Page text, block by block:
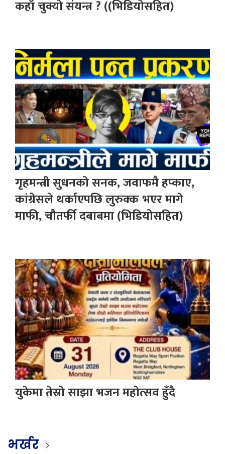
कहाँ चुक्यो संयन्त्र ? ((भिडियोसहित)
गृहमन्त्री सुधनको सनक, जवाफमै हप्काए,
कांग्रेसले थर्काएपछि लुरुक्क भएर मागे
माफी, चौतर्फी दबाबमा (भिडियोसहित)
युकेमा तेस्रो साझा भजन महोत्सव हुँदै
भर्खर